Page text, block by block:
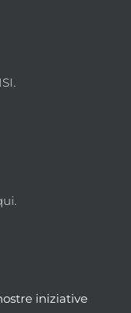
iniziative